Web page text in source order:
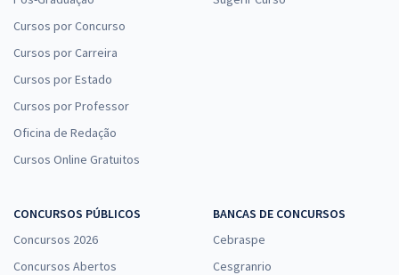
Cursos por Concurso
Cursos por Carreira
Cursos por Estado
Cursos por Professor
Oficina de Redação
Cursos Online Gratuitos
CONCURSOS PÚBLICOS
Concursos 2026
Concursos Abertos
BANCAS DE CONCURSOS
Cebraspe
Cesgranrio